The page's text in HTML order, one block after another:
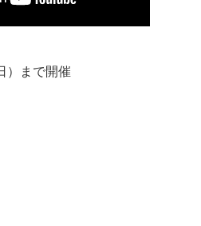
）まで開催